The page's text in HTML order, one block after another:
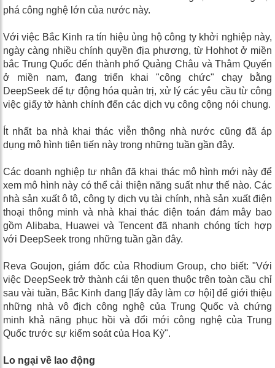
phá công nghệ lớn của nước này.
Với việc Bắc Kinh ra tín hiệu ủng hộ công ty khởi nghiệp này,
ngày càng nhiều chính quyền địa phương, từ Hohhot ở miền
bắc Trung Quốc đến thành phố Quảng Châu và Thâm Quyến
ở miền nam, đang triển khai "công chức" chạy bằng
DeepSeek để tự động hóa quản trị, xử lý các yêu cầu từ công
việc giấy tờ hành chính đến các dịch vụ công cộng nói chung.
Ít nhất ba nhà khai thác viễn thông nhà nước cũng đã áp
dụng mô hình tiên tiến này trong những tuần gần đây.
Các doanh nghiệp tư nhân đã khai thác mô hình mới này để
xem mô hình này có thể cải thiện năng suất như thế nào. Các
nhà sản xuất ô tô, công ty dịch vụ tài chính, nhà sản xuất điện
thoại thông minh và nhà khai thác điện toán đám mây bao
gồm Alibaba, Huawei và Tencent đã nhanh chóng tích hợp
với DeepSeek trong những tuần gần đây.
Reva Goujon, giám đốc của Rhodium Group, cho biết: "Với
việc DeepSeek trở thành cái tên quen thuộc trên toàn cầu chỉ
sau vài tuần, Bắc Kinh đang [lấy đây làm cơ hội] để giới thiệu
những nhà vô địch công nghệ của Trung Quốc và chứng
minh khả năng phục hồi và đổi mới công nghệ của Trung
Quốc trước sự kiểm soát của Hoa Kỳ".
Lo ngại về lao động